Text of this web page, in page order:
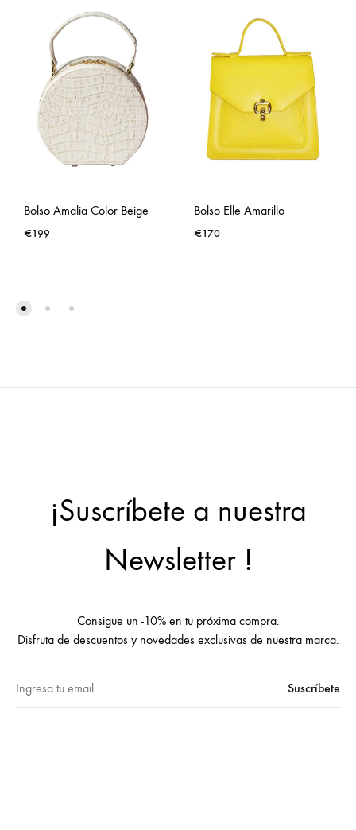
Bolso Amalia Color Beige
€199
Bolso Elle Amarillo
€170
¡Suscríbete a nuestra
Newsletter !
Consigue un -10% en tu próxima compra.
Disfruta de descuentos y novedades exclusivas de nuestra marca.